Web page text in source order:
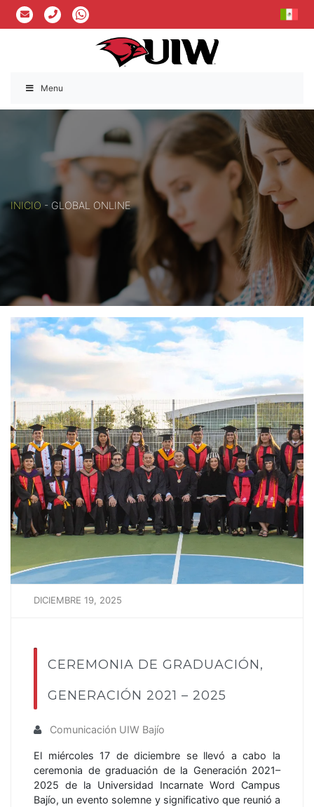
Menu
INICIO - GLOBAL ONLINE
DICIEMBRE 19, 2025
CEREMONIA DE GRADUACIÓN,
GENERACIÓN 2021 – 2025
Comunicación UIW Bajío
El miércoles 17 de diciembre se llevó a cabo la
ceremonia de graduación de la Generación 2021–
2025 de la Universidad Incarnate Word Campus
Bajío, un evento solemne y significativo que reunió a